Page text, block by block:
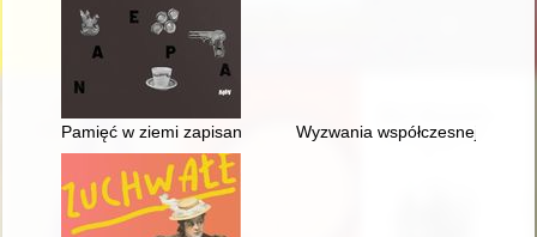
Pamięć w ziemi zapisana : archeologia Westerplatte : katalog
Wyzwania współczesnej